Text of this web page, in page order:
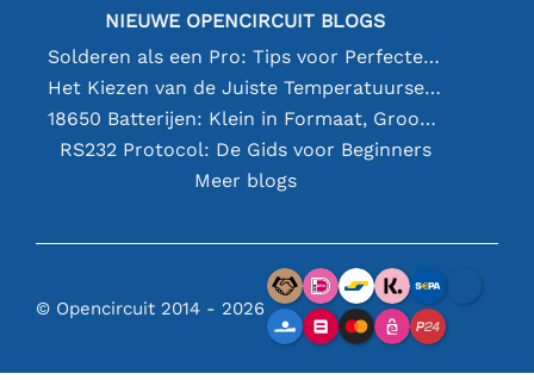
NIEUWE OPENCIRCUIT BLOGS
Solderen als een Pro: Tips voor Perfecte Elektronische Verbindingen
Het Kiezen van de Juiste Temperatuursensor [youtube]
18650 Batterijen: Klein in Formaat, Groot in Prestatie
RS232 Protocol: De Gids voor Beginners
Meer blogs
© Opencircuit 2014 - 2026